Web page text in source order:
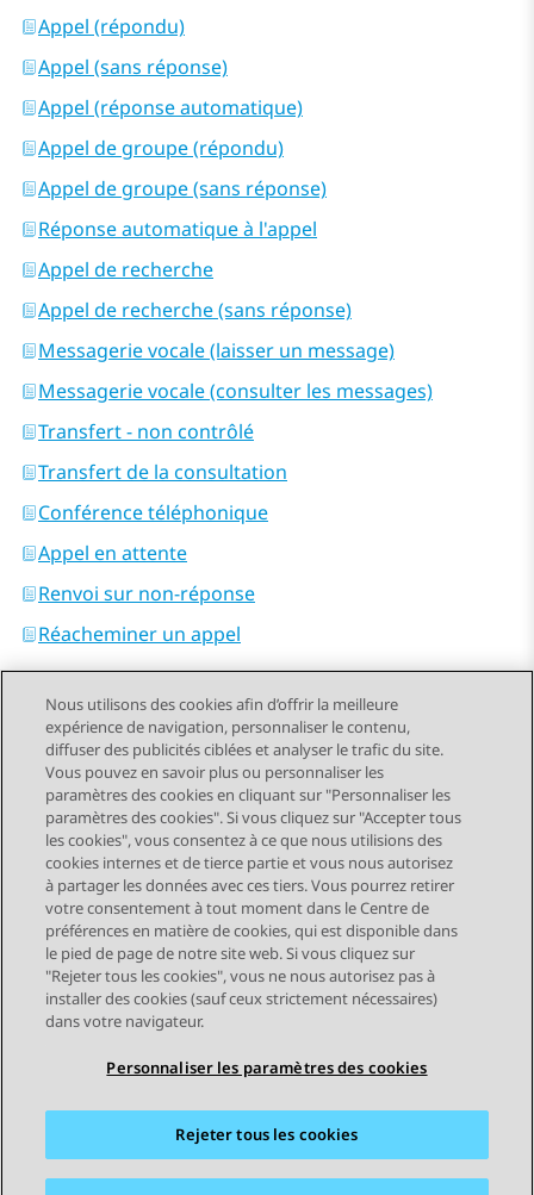
Appel (répondu)
Appel (sans réponse)
Appel (réponse automatique)
Appel de groupe (répondu)
Appel de groupe (sans réponse)
Réponse automatique à l'appel
Appel de recherche
Appel de recherche (sans réponse)
Messagerie vocale (laisser un message)
Messagerie vocale (consulter les messages)
Transfert - non contrôlé
Transfert de la consultation
Conférence téléphonique
Appel en attente
Renvoi sur non-réponse
Réacheminer un appel
Send Feedback
Navigation par sujet
Sujet précédent Sujet suivant
STAY CONNECTED
Conditions d'utilisation
Nous utilisons des cookies afin d’offrir la meilleure
expérience de navigation, personnaliser le contenu,
diffuser des publicités ciblées et analyser le trafic du site.
Vous pouvez en savoir plus ou personnaliser les
paramètres des cookies en cliquant sur "Personnaliser les
paramètres des cookies". Si vous cliquez sur "Accepter tous
les cookies", vous consentez à ce que nous utilisions des
cookies internes et de tierce partie et vous nous autorisez
à partager les données avec ces tiers. Vous pourrez retirer
votre consentement à tout moment dans le Centre de
préférences en matière de cookies, qui est disponible dans
le pied de page de notre site web. Si vous cliquez sur
"Rejeter tous les cookies", vous ne nous autorisez pas à
installer des cookies (sauf ceux strictement nécessaires)
dans votre navigateur.
Personnaliser les paramètres des cookies
Rejeter tous les cookies